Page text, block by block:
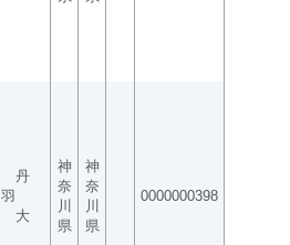
丹
羽
大
神
奈
川
県
神
奈
川
県
0000000398